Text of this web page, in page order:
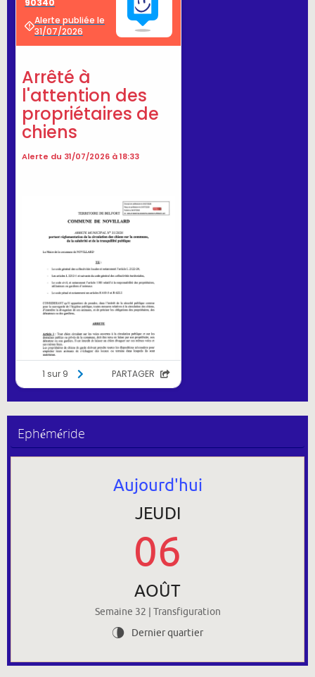
Ephéméride
Aujourd'hui
JEUDI
06
AOÛT
Semaine 32 | Transfiguration
U Dernier quartier